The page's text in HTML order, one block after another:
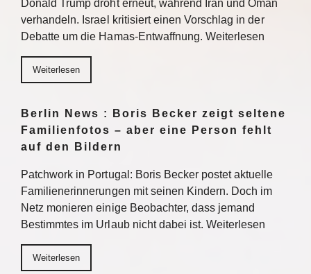
Donald Trump droht erneut, während Iran und Oman
verhandeln. Israel kritisiert einen Vorschlag in der
Debatte um die Hamas-Entwaffnung. Weiterlesen
Weiterlesen
Berlin News : Boris Becker zeigt seltene
Familienfotos – aber eine Person fehlt
auf den Bildern
Patchwork in Portugal: Boris Becker postet aktuelle
Familienerinnerungen mit seinen Kindern. Doch im
Netz monieren einige Beobachter, dass jemand
Bestimmtes im Urlaub nicht dabei ist. Weiterlesen
Weiterlesen